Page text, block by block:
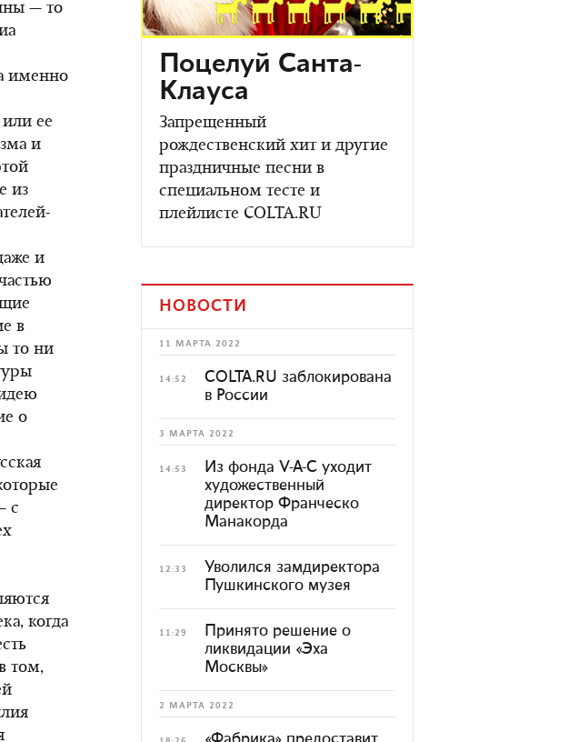
— то
именно
ее
и
из
и
в
то ни
о
с
когда
том,
Поцелуй Санта-
Клауса
Запрещенный
рождественский хит и другие
праздничные песни в
специальном тесте и
плейлисте COLTA.RU
НОВОСТИ
11 МАРТА 2022
14:52
COLTA.RU заблокирована
в России
3 МАРТА 2022
14:53
Из фонда V-A-C уходит
художественный
директор Франческо
Манакорда
12:33
Уволился замдиректора
Пушкинского музея
11:29
Принято решение о
ликвидации «Эха
Москвы»
2 МАРТА 2022